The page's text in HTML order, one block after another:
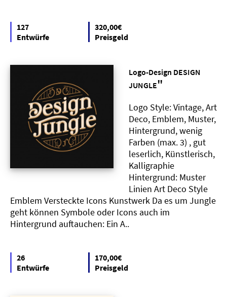
127
Entwürfe
320,00€
Preisgeld
Logo-Design DESIGN
JUNGLE"
Logo Style: Vintage, Art
Deco, Emblem, Muster,
Hintergrund, wenig
Farben (max. 3) , gut
leserlich, Künstlerisch,
Kalligraphie
Hintergrund: Muster
Linien Art Deco Style
Emblem Versteckte Icons Kunstwerk Da es um Jungle
geht können Symbole oder Icons auch im
Hintergrund auftauchen: Ein A..
26
Entwürfe
170,00€
Preisgeld